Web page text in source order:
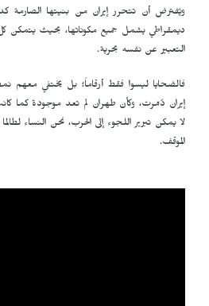
ويُفترض أن تتحرر إيران من بنيتها الصارمة
ديمقراطي يشمل جميع مكوناتها، بحيث
التعبير عن نفسه بحرية.
فالضحايا ليسوا فقط أرقاماً؛ بل يختفي معهم
إيران دُمّرت، وكأن طهران لم تعد موجودة كما
لا يمكن تبرير اللجوء إلى الحرب، نحن النساء
الموقف.